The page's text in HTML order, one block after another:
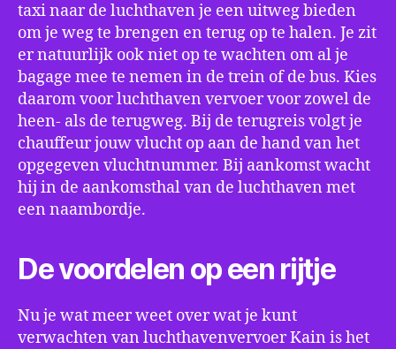
taxi naar de luchthaven je een uitweg bieden
om je weg te brengen en terug op te halen. Je zit
er natuurlijk ook niet op te wachten om al je
bagage mee te nemen in de trein of de bus. Kies
daarom voor luchthaven vervoer voor zowel de
heen- als de terugweg. Bij de terugreis volgt je
chauffeur jouw vlucht op aan de hand van het
opgegeven vluchtnummer. Bij aankomst wacht
hij in de aankomsthal van de luchthaven met
een naambordje.
De voordelen op een rijtje
Nu je wat meer weet over wat je kunt
verwachten van luchthavenvervoer Kain is het